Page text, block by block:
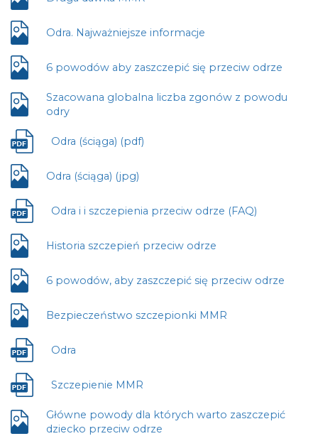
karcie
w
nowej
karcie
Plik
otwiera
się
w
nowej
karcie
Odra. Najważniejsze informacje
Plik
otwiera
się
w
nowej
karcie
6 powodów aby zaszczepić się przeciw odrze
Plik
się
w
nowej
karcie
Szacowana globalna liczba zgonów z powodu
odry
Plik
się
w
nowej
karcie
Odra (ściąga) (pdf)
Plik
otwiera
się
w
nowej
karcie
Odra (ściąga) (jpg)
Plik
otwiera
się
w
nowej
karcie
Odra i i szczepienia przeciw odrze (FAQ)
Plik
otwiera
się
w
nowej
karcie
Historia szczepień przeciw odrze
Plik
otwiera
się
w
nowej
karcie
6 powodów, aby zaszczepić się przeciw odrze
Plik
otwiera
się
w
nowej
karcie
Bezpieczeństwo szczepionki MMR
Plik
otwiera
się
w
nowej
karcie
Odra
Plik
otwiera
się
w
nowej
karcie
Szczepienie MMR
Plik
się
w
Główne powody dla których warto zaszczepić
dziecko przeciw odrze
Plik